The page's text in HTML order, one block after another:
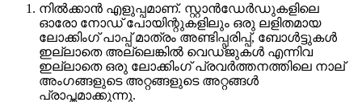
നിൽക്കാൻ എളുപ്പമാണ്. സ്റ്റാൻഡേർഡുകളിലെ
ഓരോ നോഡ് പോയിന്റുകളിലും ഒരു ലളിതമായ
ലോക്കിംഗ് പാപ്പ് മാത്രം അണ്ടിപ്പരിപ്പ്, ബോൾട്ടുകൾ
ഇല്ലാതെ അല്ലെങ്കിൽ വെഡ്ജുകൾ എന്നിവ
ഇല്ലാതെ ഒരു ലോക്കിംഗ് പ്രവർത്തനത്തിലെ നാല്
അംഗങ്ങളുടെ അറ്റങ്ങളുടെ അറ്റങ്ങൾ
പ്രാപ്തമാക്കുന്നു.